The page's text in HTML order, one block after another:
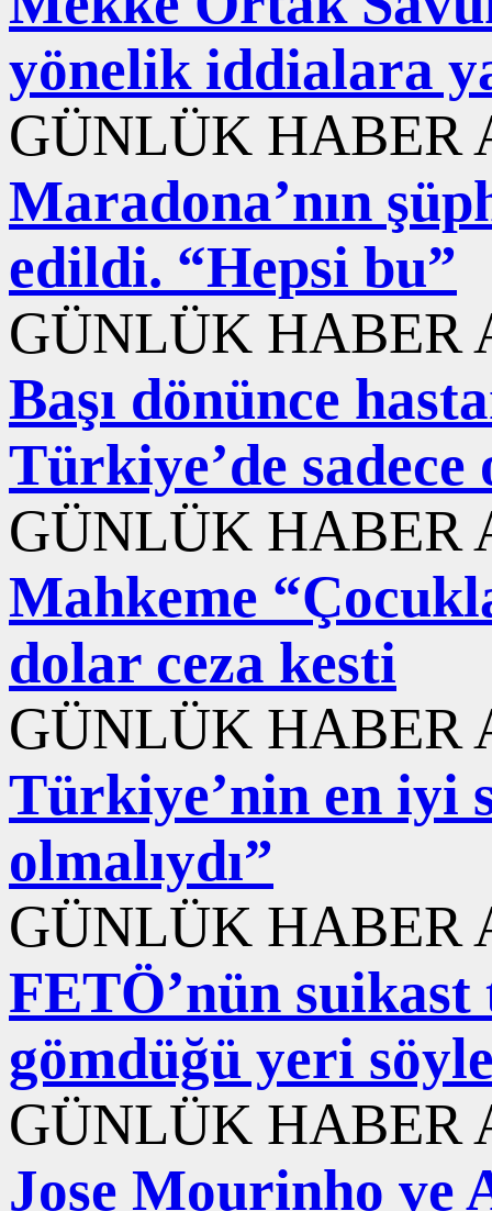
yönelik iddialara
GÜNLÜK HABER
Maradona’nın
edildi. “Hepsi bu”
GÜNLÜK HABER
Başı dönünce
Türkiye’de sadece
GÜNLÜK HABER
Mahkeme
dolar ceza kesti
GÜNLÜK HABER
Türkiye’nin en iyi
olmalıydı”
GÜNLÜK HABER
FETÖ’nün
gömdüğü yeri
GÜNLÜK HABER
Jose Mourinho ve